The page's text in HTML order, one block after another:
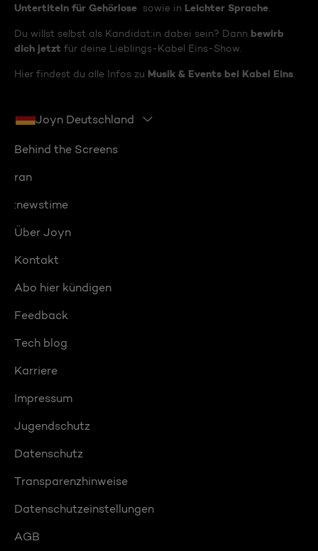
Untertiteln für Gehörlose sowie in Leichter Sprache
Du willst selbst als Kandidat:in dabei sein? Dann bewirb
dich jetzt für deine Lieblings-Kabel Eins-Show.
Hier findest du alle Infos zu Musik & Events bei Kabel Eins
Joyn Deutschland
Behind the Screens
ran
:newstime
Über Joyn
Kontakt
Abo hier kündigen
Feedback
Tech blog
Karriere
Impressum
Jugendschutz
Datenschutz
Transparenzhinweise
Datenschutzeinstellungen
AGB